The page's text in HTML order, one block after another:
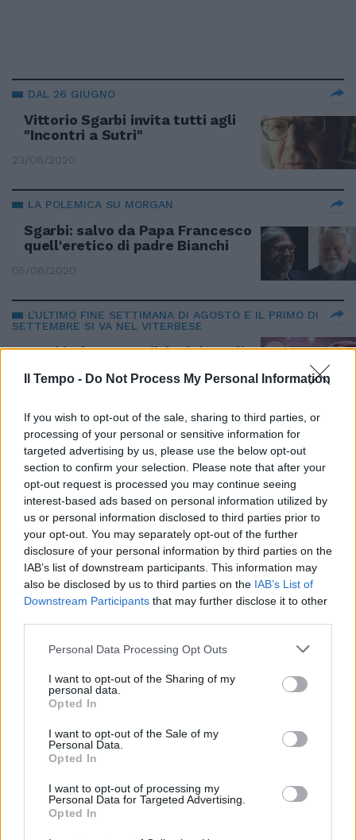
Il Tempo - Do Not Process My Personal Information
If you wish to opt-out of the sale, sharing to third parties, or
processing of your personal or sensitive information for
targeted advertising by us, please use the below opt-out
section to confirm your selection. Please note that after your
opt-out request is processed you may continue seeing
interest-based ads based on personal information utilized by
us or personal information disclosed to third parties prior to
your opt-out. You may separately opt-out of the further
disclosure of your personal information by third parties on the
IAB’s list of downstream participants. This information may
also be disclosed by us to third parties on the IAB’s List of
Downstream Participants that may further disclose it to other
Personal Data Processing Opt Outs
I want to opt-out of the Sharing of my
personal data.
Opted In
I want to opt-out of the Sale of my
Personal Data.
Opted In
I want to opt-out of processing my
Personal Data for Targeted Advertising.
Opted In
DAL 26 GIUGNO
Vittorio Sgarbi invita tutti agli
"Incontri a Sutri"
23/06/2020
LA POLEMICA SU MORGAN
Sgarbi: salvo da Papa Francesco
quell'eretico di padre Bianchi
05/06/2020
L'ULTIMO FINE SETTIMANA DI AGOSTO E IL PRIMO DI
SETTEMBRE SI VA NEL VITERBESE
Sutri in festa con il fagiolo e gli
settembre
NUOVE CANZONI
Morgan cavalca l'onda, presto
un disco. E sullo sfratto...
07/07/2019
AFFITTO A 1 EURO
Sgarbi trova casa a Morgan:
"Venga a Sutri a fare lezioni di
30/06/2019
ADDIO AL GRUPPO
Parla Vittorio Sgarbi: "Basta col
cerchio magico, lascio Forza
Italia"
07/10/2018
SI RACCONTA CHE ANCHE CARLO MAGNO NE MANGIAVA